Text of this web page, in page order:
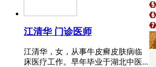
江清华 门诊医师
江清华，女，从事牛皮癣皮肤病临
床医疗工作。早年毕业于湖北中医...